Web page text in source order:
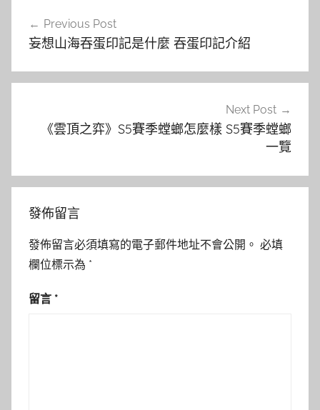
覽
Previous Post
妄想山海吞蛋印記是什麼 吞蛋印記介紹
Next Post
《雲頂之弈》S5賽季螳螂怎麼樣 S5賽季螳螂
一覽
發佈留言
發佈留言必須填寫的電子郵件地址不會公開。 必填
欄位標示為 *
留言 *